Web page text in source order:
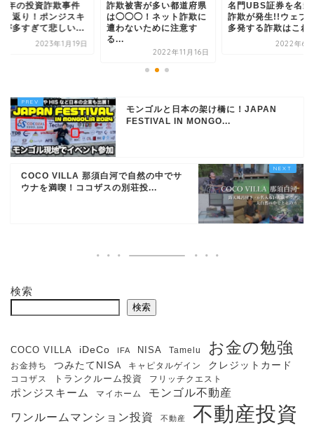
年の投資詐欺事件
り返り！ポンジスキ
が多すぎて悲しい...
2023年1月19日
詐欺被害が多い都道府県
は◯◯◯！ネット詐欺に
遭わないために注意す
る...
2022年11月16日
名門UBS証券を名乗
詐欺が発生!!ウェブ
多発する詐欺はこれ
2022年6
モンゴルと日本の架け橋に！JAPAN
FESTIVAL IN MONGO...
COCO VILLA 那須白河で自然の中でサ
ウナを満喫！ココザスの別荘投...
検索
検索
COCO VILLA iDeCo IFA NISA Tamelu お金の勉強
お金持ち つみたてNISA キャピタルゲイン クレジットカード
ココザス トランクルーム投資 フリッチクエスト
ポンジスキーム マイホーム モンゴル不動産
ワンルームマンション投資 不動産 不動産投資